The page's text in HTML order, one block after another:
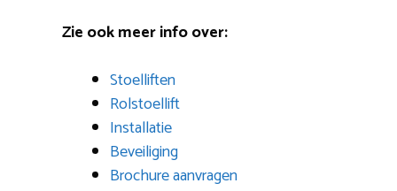
Zie ook meer info over:
Stoelliften
Rolstoellift
Installatie
Beveiliging
Brochure aanvragen